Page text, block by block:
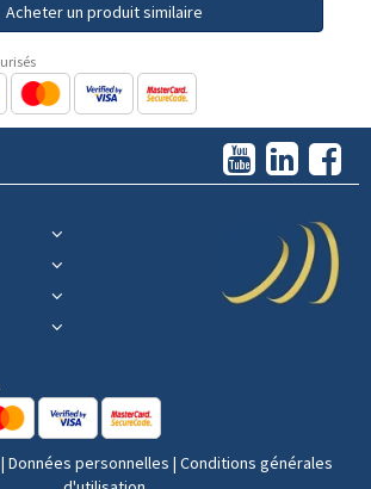
Acheter un produit similaire
| Données personnelles | Conditions générales